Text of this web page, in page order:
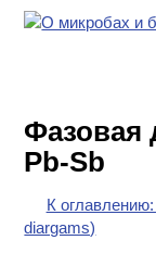
ПОСУДА
ВРЕДНЫЕ
ФАКТОРЫ
Фазовая
Pb-Sb
К
diargams)